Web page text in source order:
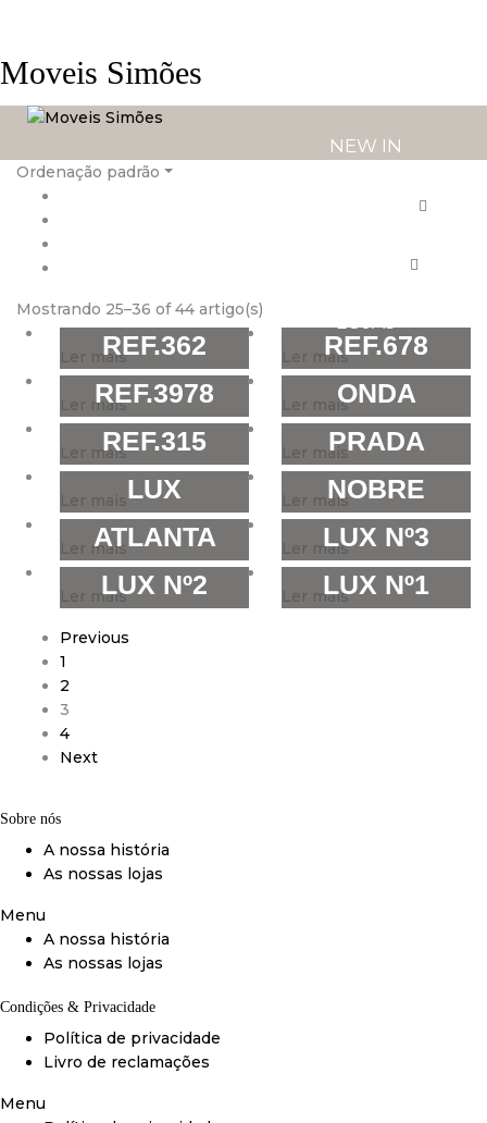
Moveis Simões
NEW IN
LOJAS
Ordenação padrão
Mostrando 25–36 of 44 artigo(s)
Ler maisREF.362 Ler maisREF.678
Ler maisREF.3978 Ler maisONDA
Ler maisREF.315 Ler maisPRADA
Ler maisLUX Ler maisNOBRE
Ler maisATLANTA Ler maisLUX Nº3
Ler maisLUX Nº2 Ler maisLUX Nº1
Previous
1
2
3
4
Next
Sobre nós
A nossa história
As nossas lojas
Menu
A nossa história
As nossas lojas
Condições & Privacidade
Política de privacidade
Livro de reclamações
Menu